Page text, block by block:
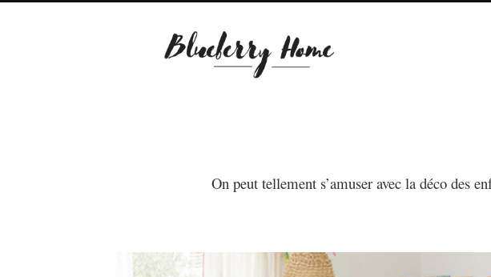
On peut tellement s’amuser avec la déco des